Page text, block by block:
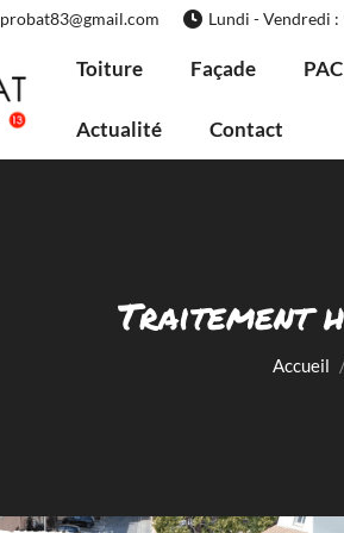
probat83@gmail.com Lundi - Vendredi :
Toiture Façade
Actualité Contact
Traitement
Accueil